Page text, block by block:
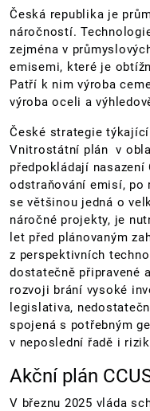
Česká republika je
náročností.
zejména v
emisemi, které je
Patří k nim výroba
výroba oceli a
České strategie
Vnitrostátní plán v
předpokládají
odstraňování emisí, po
se většinou jedná o
náročné projekty, je
let před plánovaným
z perspektivních
dostatečně připravené
rozvoji brání vysoké
legislativa,
spojená s potřebným
v neposlední řadě i
Akční plán
V březnu 2025 vláda